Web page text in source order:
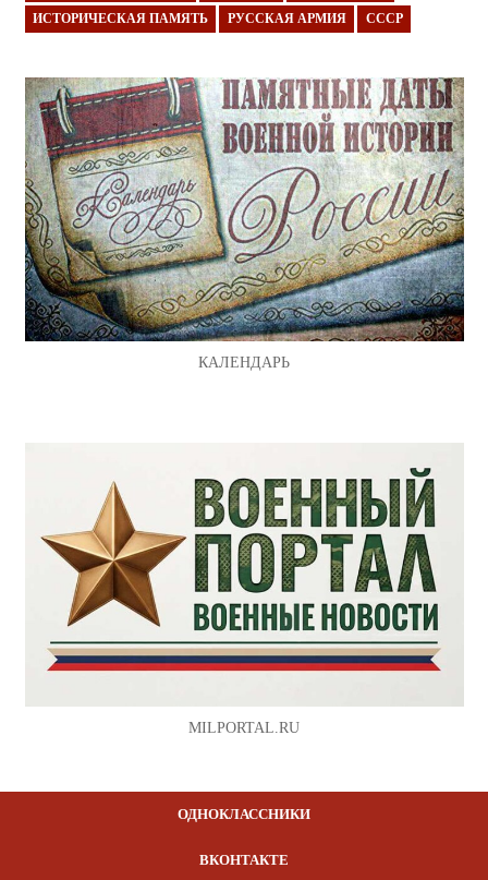
ИСТОРИЧЕСКАЯ ПАМЯТЬ РУССКАЯ АРМИЯ СССР
КАЛЕНДАРЬ
MILPORTAL.RU
ОДНОКЛАССНИКИ
ВКОНТАКТЕ